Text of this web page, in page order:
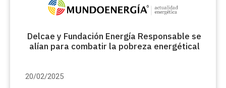
Delcae y Fundación Energía Responsable se
alían para combatir la pobreza energétical
20/02/2025